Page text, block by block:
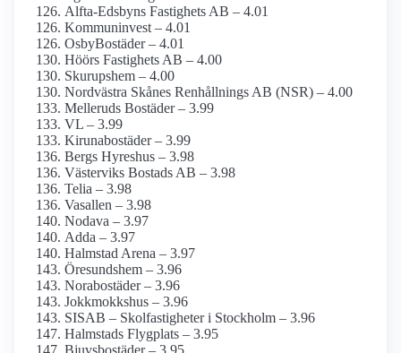
Alfta-Edsbyns Fastighets AB – 4.01
Kommuninvest – 4.01
OsbyBostäder – 4.01
Höörs Fastighets AB – 4.00
Skurupshem – 4.00
Nordvästra Skånes Renhållnings AB (NSR) – 4.00
Melleruds Bostäder – 3.99
VL – 3.99
Kirunabostäder – 3.99
Bergs Hyreshus – 3.98
Västerviks Bostads AB – 3.98
Telia – 3.98
Vasallen – 3.98
Nodava – 3.97
Adda – 3.97
Halmstad Arena – 3.97
Öresundshem – 3.96
Norabostäder – 3.96
Jokkmokkshus – 3.96
SISAB – Skolfastigheter i Stockholm – 3.96
Halmstads Flygplats – 3.95
Bjuvsbostäder – 3.95